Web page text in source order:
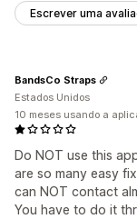
Escrever uma
Do NOT use this
are so many easy
can NOT contact
You have to do it
BandsCo Straps
Estados Unidos
10 meses usando a